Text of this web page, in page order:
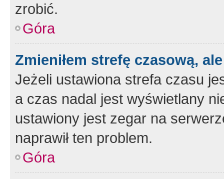
zrobić.
Góra
Zmieniłem strefę czasową,
Jeżeli ustawiona strefa czasu
a czas nadal jest wyświetlany
ustawiony jest zegar na
naprawił ten problem.
Góra